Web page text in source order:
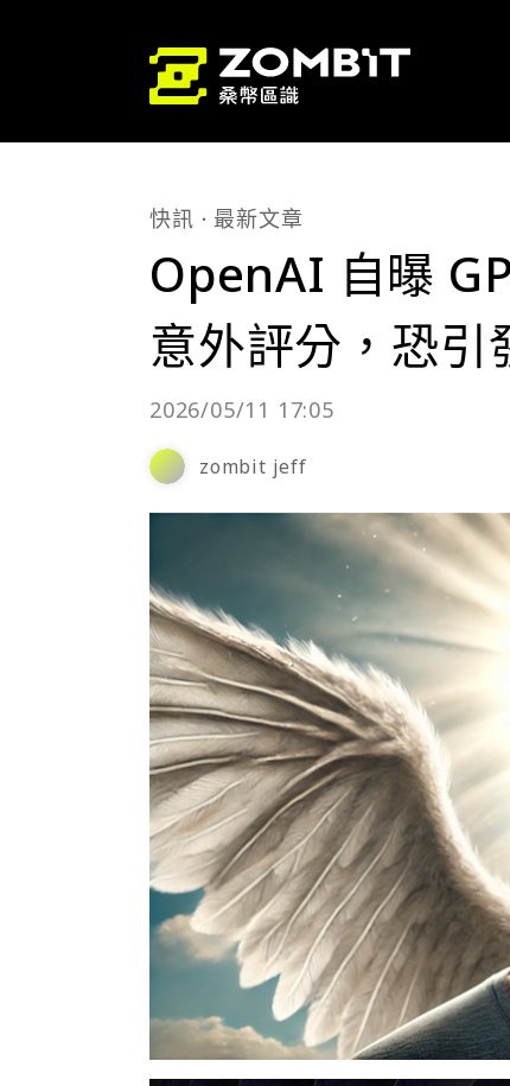
快訊 最新文章
OpenAI 自曝
意外評分，恐
2026/05/11 17:05
zombit jeff